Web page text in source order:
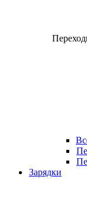
Зарядки